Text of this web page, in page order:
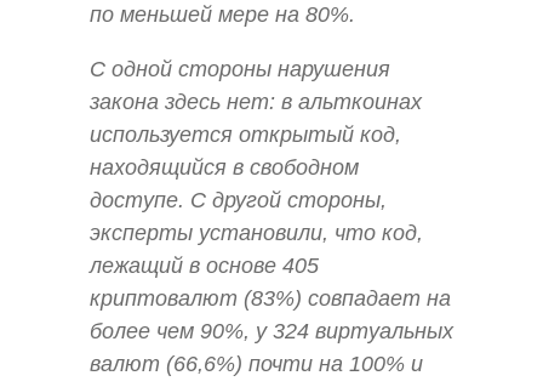
по меньшей мере на 80%.
С одной стороны нарушения
закона здесь нет: в альткоинах
используется открытый код,
находящийся в свободном
доступе. С другой стороны,
эксперты установили, что код,
лежащий в основе 405
криптовалют (83%) совпадает на
более чем 90%, у 324 виртуальных
валют (66,6%) почти на 100% и